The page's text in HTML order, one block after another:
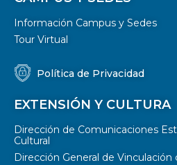
Información Campus y Sedes
Tour Virtual
Política de Privacidad
EXTENSIÓN Y CULTURA
Dirección de Comunicaciones
Cultural
Dirección General de Vinculación